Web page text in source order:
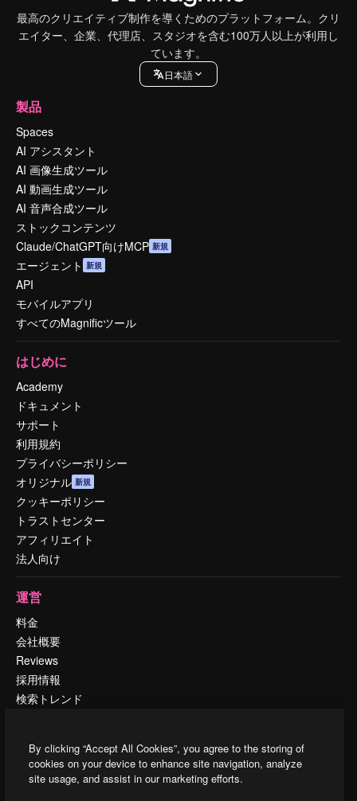
最高のクリエイティブ制作を導くためのプラットフォーム。クリ
エイター、企業、代理店、スタジオを含む100万人以上が利用し
ています。
日本語
製品
Spaces
AI アシスタント
AI 画像生成ツール
AI 動画生成ツール
AI 音声合成ツール
ストックコンテンツ
Claude/ChatGPT向けMCP 新規
エージェント 新規
API
モバイルアプリ
すべてのMagnificツール
はじめに
Academy
ドキュメント
サポート
利用規約
プライバシーポリシー
オリジナル 新規
クッキーポリシー
トラストセンター
アフィリエイト
法人向け
運営
料金
会社概要
Reviews
採用情報
検索トレンド
Slidesgo
コンテンツを販売する
By clicking “Accept All Cookies”, you agree to the storing of
cookies on your device to enhance site navigation, analyze
site usage, and assist in our marketing efforts.